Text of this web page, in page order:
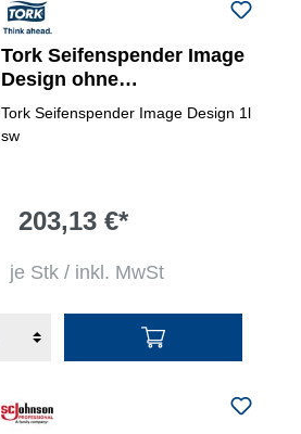
Tork Seifenspender Image
Design ohne
Bewegungssensor
Tork Seifenspender Image Design 1l
sw
203,13 €*
je Stk / inkl. MwSt